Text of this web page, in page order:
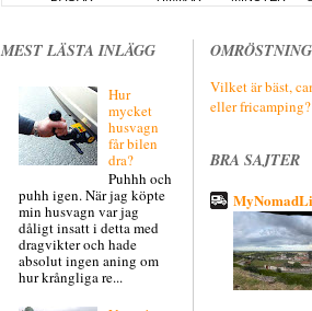
MEST LÄSTA INLÄGG
Hur
mycket
husvagn
får bilen
dra?
Puhhh och
puhh igen. När jag köpte
min husvagn var jag
dåligt insatt i detta med
dragvikter och hade
absolut ingen aning om
hur krångliga re...
OMRÖSTNING
Vilket är bäst,
eller fricamping?
BRA SAJTER